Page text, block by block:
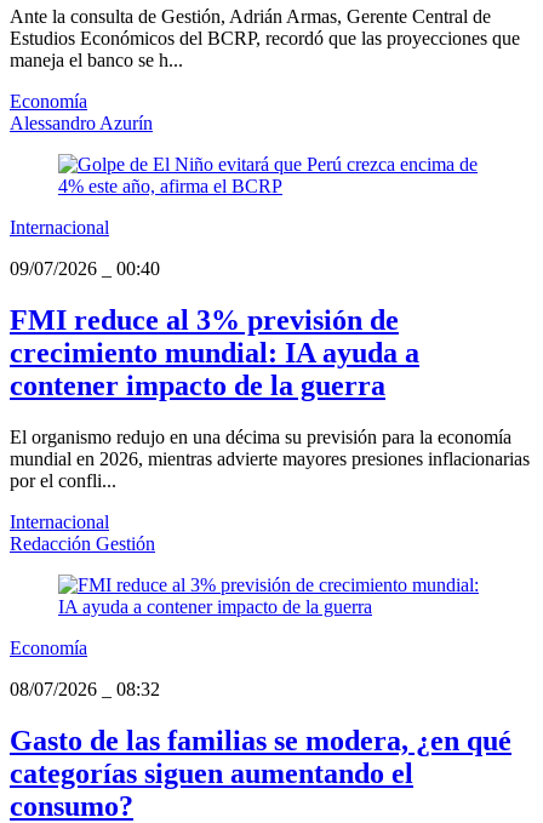
Ante la consulta de Gestión, Adrián Armas, Gerente Central de
Estudios Económicos del BCRP, recordó que las proyecciones que
maneja el banco se h...
Economía
Alessandro Azurín
Internacional
09/07/2026
00:40
FMI reduce al 3% previsión de
crecimiento mundial: IA ayuda a
contener impacto de la guerra
El organismo redujo en una décima su previsión para la economía
mundial en 2026, mientras advierte mayores presiones inflacionarias
por el confli...
Internacional
Redacción Gestión
Economía
08/07/2026
08:32
Gasto de las familias se modera, ¿en qué
categorías siguen aumentando el
consumo?